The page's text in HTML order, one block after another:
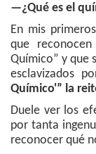
—¿Qué es el
En mis
que
Químico” y que
esclavizados
Químico'” la
Duele ver los
por tanta
reconocer qué